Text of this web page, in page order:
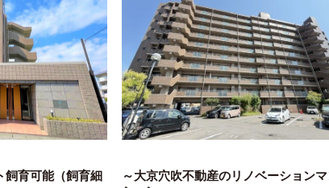
飼育可能（飼育細
～大京穴吹不動産のリノベーション